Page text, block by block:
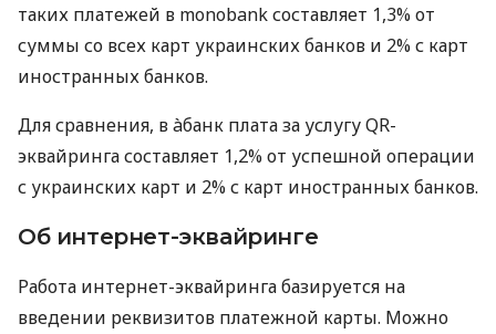
таких платежей в monobank составляет 1,3% от
суммы со всех карт украинских банков и 2% с карт
иностранных банков.
Для сравнения, в àбанк плата за услугу QR-
эквайринга составляет 1,2% от успешной операции
с украинских карт и 2% с карт иностранных банков.
Об интернет-эквайринге
Работа интернет-эквайринга базируется на
введении реквизитов платежной карты. Можно